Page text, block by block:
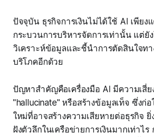
ปัจจุบัน ธุรกิจการเงินไม่ได้ใช้ AI เพียงแ
กระบวนการบริหารจัดการเท่านั้น แต่ยั
วิเคราะห์ข้อมูลและชี้นำการตัดสินใจทา
บริโภคอีกด้วย
ปัญหาสำคัญคือเครื่องมือ AI มีความเสี่ย
"hallucinate" หรือสร้างข้อมูลเท็จ ซึ่งก่อ
ใหม่ที่อาจสร้างความเสียหายต่อธุรกิจ ยิ่
ฝังตัวลึกในเครือข่ายการเงินมากเท่าไ